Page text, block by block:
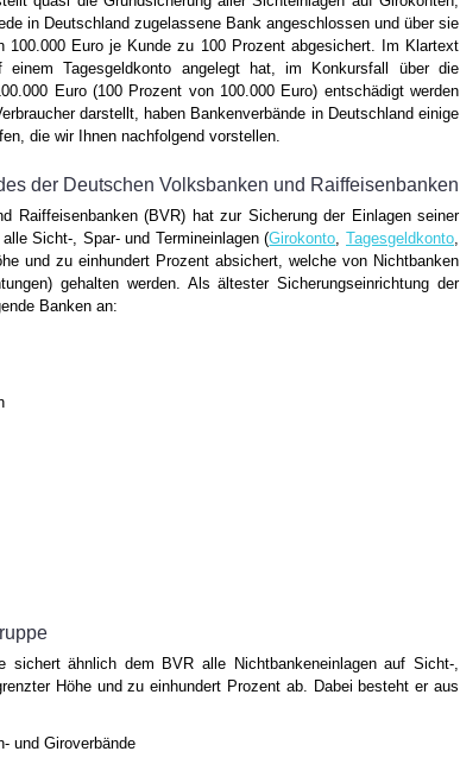
in Deutschland zugelassene Bank angeschlossen und über sie
Euro je Kunde zu 100 Prozent abgesichert. Im Klartext
Tagesgeldkonto angelegt hat, im Konkursfall über die
Euro (100 Prozent von 100.000 Euro) entschädigt werden
darstellt, haben Bankenverbände in Deutschland einige
die wir Ihnen nachfolgend vorstellen.
der Deutschen Volksbanken und Raiffeisenbanken
Raiffeisenbanken (BVR) hat zur Sicherung der Einlagen seiner
Sicht-, Spar- und Termineinlagen (Girokonto,Tagesgeldkonto,
und zu einhundert Prozent absichert, welche von Nichtbanken
gehalten werden. Als ältester Sicherungseinrichtung der
Banken an:
sichert ähnlich dem BVR alle Nichtbankeneinlagen auf Sicht-,
Höhe und zu einhundert Prozent ab. Dabei besteht er aus
und Giroverbände